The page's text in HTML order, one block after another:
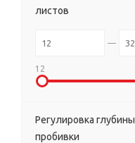
листов
12
Регулировка глубины
пробивки